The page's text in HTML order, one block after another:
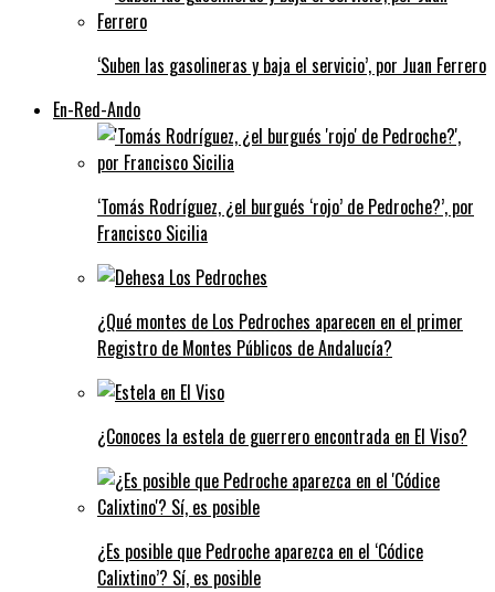
‘Suben las gasolineras y baja el servicio’, por Juan Ferrero
En-Red-Ando
‘Tomás Rodríguez, ¿el burgués ‘rojo’ de Pedroche?’, por
Francisco Sicilia
¿Qué montes de Los Pedroches aparecen en el primer
Registro de Montes Públicos de Andalucía?
¿Conoces la estela de guerrero encontrada en El Viso?
¿Es posible que Pedroche aparezca en el ‘Códice
Calixtino’? Sí, es posible